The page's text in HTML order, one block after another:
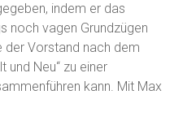
indem er das
noch vagen Grundzügen
der Vorstand nach dem
und Neu“ zu einer
kann. Mit Max